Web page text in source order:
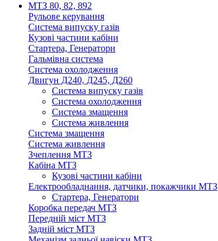
МТЗ 80, 82, 892
Рульове керування
Система випуску газів
Кузові частини кабіни
Стартера, Генератори
Гальмівна система
Система охолодження
Двигун Д240, Д245, Д260
Система випуску газів
Система охолодження
Система змащення
Система живлення
Система змащення
Система живлення
Зчеплення МТЗ
Кабіна МТЗ
Кузові частини кабіни
Електрообладнання, датчики, покажчики МТЗ
Стартера, Генератори
Коробка передач МТЗ
Передній міст МТЗ
Задній міст МТЗ